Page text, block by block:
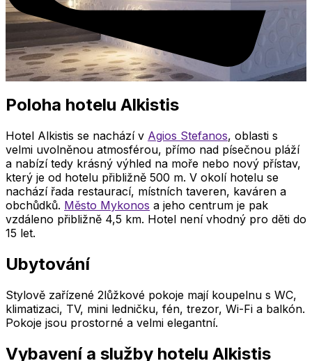
Poloha hotelu Alkistis
Hotel Alkistis se nachází v Agios Stefanos, oblasti s
velmi uvolněnou atmosférou, přímo nad písečnou pláží
a nabízí tedy krásný výhled na moře nebo nový přístav,
který je od hotelu přibližně 500 m. V okolí hotelu se
nachází řada restaurací, místních taveren, kaváren a
obchůdků. Město Mykonos a jeho centrum je pak
vzdáleno přibližně 4,5 km. Hotel není vhodný pro děti do
15 let.
Ubytování
Stylově zařízené 2lůžkové pokoje mají koupelnu s WC,
klimatizaci, TV, mini ledničku, fén, trezor, Wi-Fi a balkón.
Pokoje jsou prostorné a velmi elegantní.
Vybavení a služby hotelu Alkistis